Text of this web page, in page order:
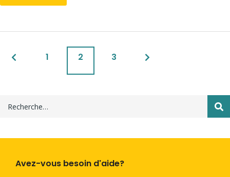
1 2 3
Avez-vous besoin d'aide?